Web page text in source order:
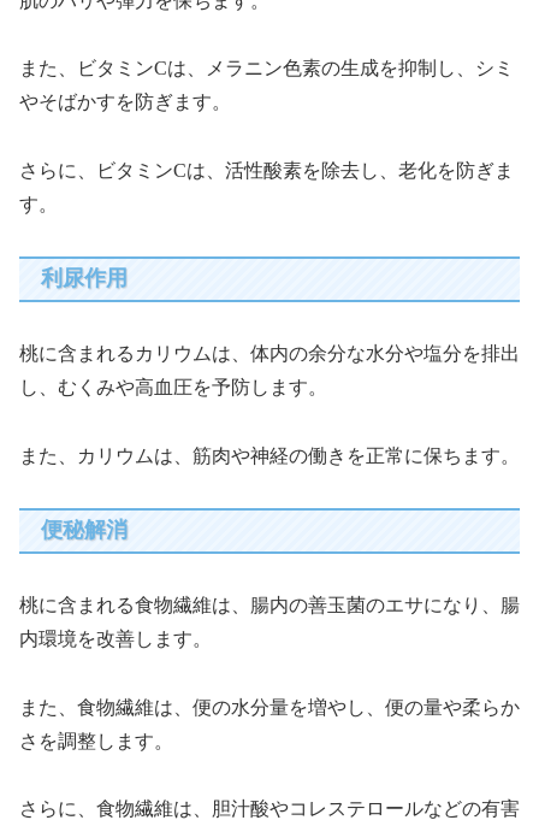
また、ビタミンCは、メラニン色素の生成を抑制し、シミ
やそばかすを防ぎます。
さらに、ビタミンCは、活性酸素を除去し、老化を防ぎま
す。
利尿作用
桃に含まれるカリウムは、体内の余分な水分や塩分を排出
し、むくみや高血圧を予防します。
また、カリウムは、筋肉や神経の働きを正常に保ちます。
便秘解消
桃に含まれる食物繊維は、腸内の善玉菌のエサになり、腸
内環境を改善します。
また、食物繊維は、便の水分量を増やし、便の量や柔らか
さを調整します。
さらに、食物繊維は、胆汁酸やコレステロールなどの有害